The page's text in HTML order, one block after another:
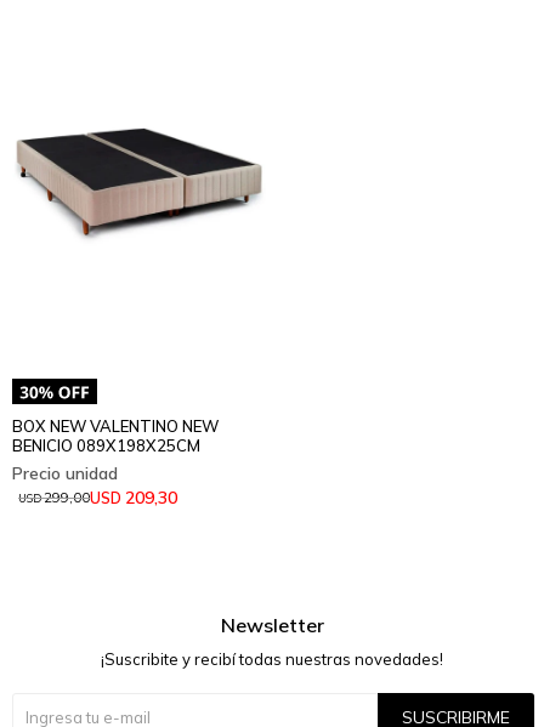
BOX NEW VALENTINO NEW
BENICIO 089X198X25CM
USD 209,30
USD299,00
Newsletter
¡Suscribite y recibí todas nuestras novedades!
SUSCRIBIRME